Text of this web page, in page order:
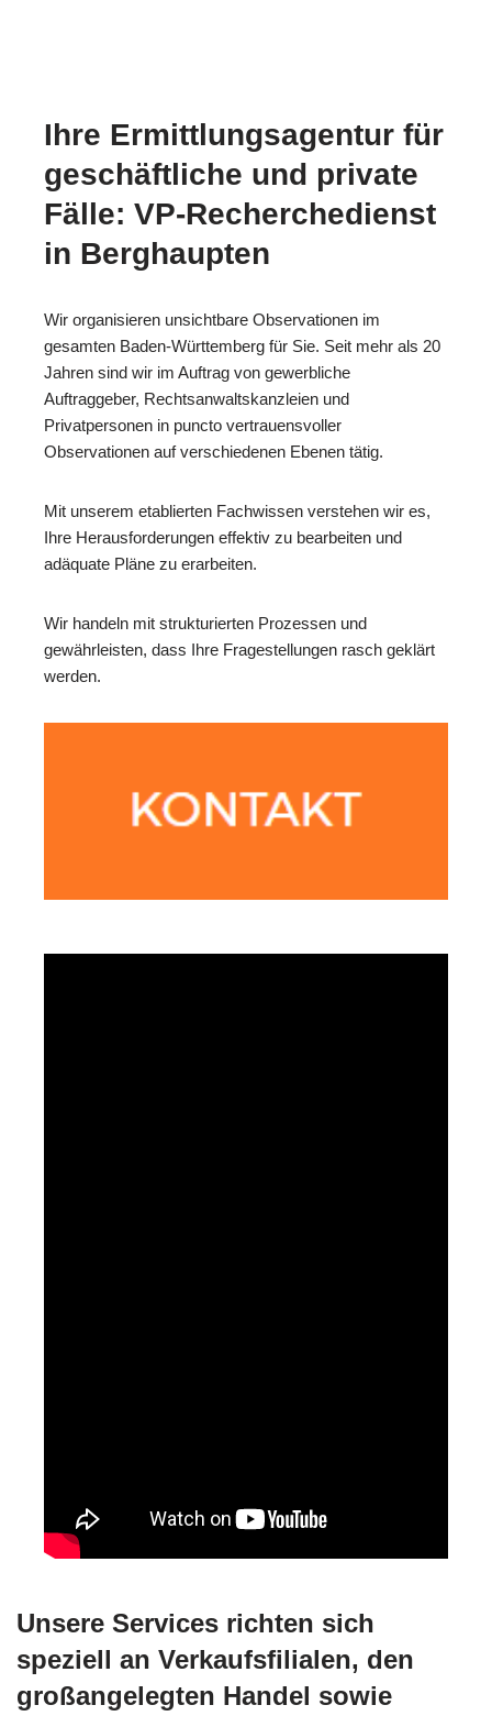
Ihre Ermittlungsagentur für
geschäftliche und private
Fälle: VP-Recherchedienst
in Berghaupten
Wir organisieren unsichtbare Observationen im
gesamten Baden-Württemberg für Sie. Seit mehr als 20
Jahren sind wir im Auftrag von gewerbliche
Auftraggeber, Rechtsanwaltskanzleien und
Privatpersonen in puncto vertrauensvoller
Observationen auf verschiedenen Ebenen tätig.
Mit unserem etablierten Fachwissen verstehen wir es,
Ihre Herausforderungen effektiv zu bearbeiten und
adäquate Pläne zu erarbeiten.
Wir handeln mit strukturierten Prozessen und
gewährleisten, dass Ihre Fragestellungen rasch geklärt
werden.
Unsere Services richten sich
speziell an Verkaufsfilialen, den
großangelegten Handel sowie